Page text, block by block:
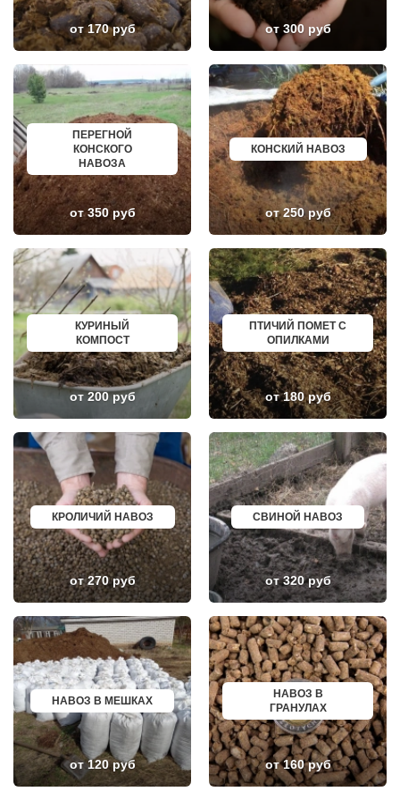
ЛОТОШИНО
ЛУКИНО
ЛУНЕВО
ЛЫТКАРИНО
ЛЬВОВСКИЙ
ЛЮБЕРЦЫ
ЛЮБУЧАНЫ
МАЛАХОВКА
МАЛИНО
МАМЫРИ
МАРФИНО
МЕНДЕЛЕЕВО
МЕШКОВО
МЕЩЕРИНО
МИХНЕВО
МОЖАЙСК
МОЛОДЕЖНЫЙ
МОЛОКОВО
МОНИНО
МОСКОВСКИЙ
МУХАНОВО
МЫТИЩИ
НАРО-ФОМИНСК
НАХАБИНО
НЕКРАСОВКА
НЕКРАСОВСКИЙ
НЕМЧИНОВКА
НОВИНКИ
НОВОБРАТЦЕВСКИЙ
НОВОИВАНОВСКОЕ
НОВОПЕТРОВСКОЕ
НОВОПОДРЕЗКОВО
НОВОСИНЬКОВО
НОГИНСК
ОБОЛЕНСК
ОБУХОВО
ОДИНЦОВО
ОЖЕРЕЛЬЕ
ОКТЯБРЬСКИЙ
ОПАЛИХА
ОРЕХОВО-ЗУЕВО
ОСТРОВЦЫ
ПАВЛОВСКАЯ СЛОБОДА
ПАВЛОВСКИЙ ПОСАД
ПЕНИНО
ПЕРВОМАЙСКОЕ
ПЕРЕСВЕТ
ПЕСКИ
ПИРОГОВСКИЙ
ПОВАРОВО
ПОДОЛЬСК
ПОЛУШКИНО
КАНАШ
КУРГАНИНСК
ЩЕКИНО
СИМ
МАЛОЯРОСЛАВЕЦ
МАРИИНСК
МИНУСИНСК
ВЕРХНЯЯ ПЫШМА
РОССОШЬ
УСТЬ ЛАБИНСК
КОМСОМОЛЬСК
РЖЕВ
АЛЕКСЕЕВКА
ВЯЗЬМА
ИШИМ
ЗЕЛЕНОДОЛЬСК
ЛИВНЫ
БОБРОВ
ЛИСКИ
КУЗНЕЦК
БАЛАШОВ
ВЫШНИЙ ВОЛОЧЕК
БЕЛОЯРСКИЙ
ГУСЬ ХРУСТАЛЬНЫЙ
ИЗБЕРБАШ
НАЗРАНЬ
АБИНСК
ИСКИТИМ
СЫСЕРТЬ
КЫЗЫЛ
МИХАЙЛОВКА
АКСАЙ
ПЕРЕСЛАВЛЬ ЗАЛЕССКИЙ
ЖУКОВ
КУРЧАТОВ
УГЛИЧ
ШЕБЕКИНО
БЕЛОВО
СОКОЛ
ОЗЕРСК
ОКТЯБРЬСК
КИМРЫ
КОТЛАС
УСТЬ ИЛИМСК
ШАДРИНСК
ДАНКОВ
МИЧУРИНСК
ВЯЗНИКИ
ГОРОДЕЦ
САСОВО
СУХОЙ ЛОГ
ГУРЬЕВСК
от 170 руб от 300 руб
ПЕРЕГНОЙ
КОНСКОГО
НАВОЗА
от 350 руб
КОНСКИЙ НАВОЗ
от 250 руб
КУРИНЫЙ
КОМПОСТ
от 200 руб
ПТИЧИЙ ПОМЕТ С
ОПИЛКАМИ
от 180 руб
КРОЛИЧИЙ НАВОЗ
от 270 руб
СВИНОЙ НАВОЗ
от 320 руб
НАВОЗ В МЕШКАХ
от 120 руб
НАВОЗ В
ГРАНУЛАХ
от 160 руб